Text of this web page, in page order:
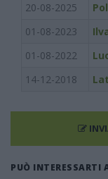
20-08-2025
01-08-2023
01-08-2022
14-12-2018
PUÒ INTERESSARTI